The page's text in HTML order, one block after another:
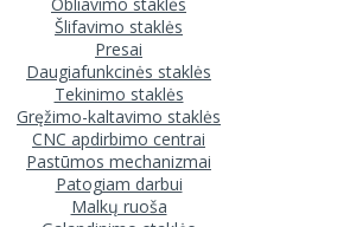
Šlifavimo staklės
Presai
Daugiafunkcinės staklės
Tekinimo staklės
Gręžimo-kaltavimo staklės
CNC apdirbimo centrai
Pastūmos mechanizmai
Patogiam darbui
Malkų ruoša